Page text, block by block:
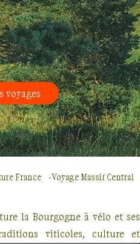
voyages
France Voyage Massif Central
la Bourgogne à vélo et ses
viticoles, culture et